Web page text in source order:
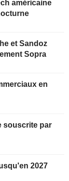
américaine
et Sandoz
Sopra
en
souscrite par
2027